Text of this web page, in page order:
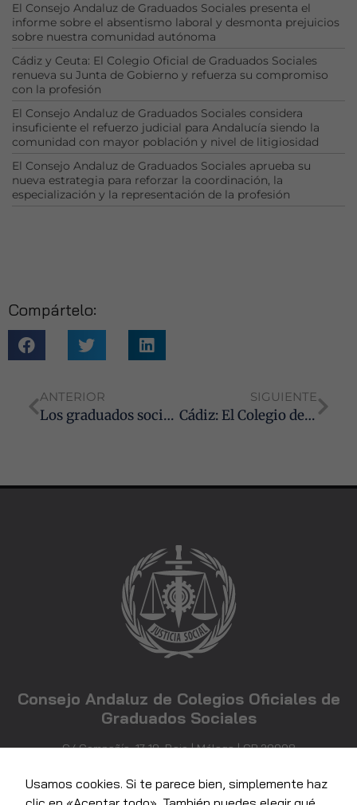
El Consejo Andaluz de Graduados Sociales presenta el
informe sobre el absentismo laboral y desmonta prejuicios
sobre nuestra comunidad autónoma
Cádiz y Ceuta: El Colegio Oficial de Graduados Sociales
renueva su Junta de Gobierno y refuerza su compromiso
con la profesión
El Consejo Andaluz de Graduados Sociales considera
insuficiente el refuerzo judicial para Andalucía siendo la
comunidad con mayor población y nivel de litigiosidad
El Consejo Andaluz de Graduados Sociales aprueba su
nueva estrategia para reforzar la coordinación, la
especialización y la representación de la profesión
Compártelo:
ANTERIOR
Los graduados sociales de Córdoba exigen a la Seguridad Social medidas urgentes ante la avalancha de notificaciones que colapsan despachos
SIGUIENTE
Cádiz: El Colegio de Graduados Sociales nombra a tres nuevos Colegiados Eméritos por su aportación a la justicia social, la función inspectora y la excelencia académica
Consejo Andaluz de Colegios Oficiales de
Graduados Sociales
C/ Compañía, 17-19, Bajo | Málaga | CP 29008
info@consejoandaluzgraduadossociales.com
Usamos cookies. Si te parece bien, simplemente haz
Al compartir tus
intereses y
mientras visitas
nuestro sitio,
aumentas la
posibilidad de
ver contenido y
ofertas